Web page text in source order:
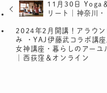
11月30日 Yoga
リート｜神奈川
2024年2月開講！アラウン
み ・YAJ伊藤武コラボ講
女神講座・暮らしのアーユ
｜西荻窪＆オンライン